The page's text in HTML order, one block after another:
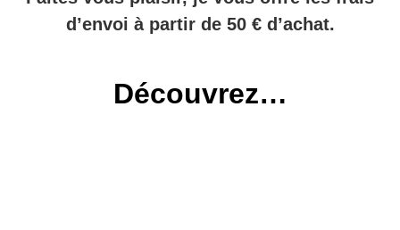
d’envoi à partir de 50 € d’achat.
Découvrez…